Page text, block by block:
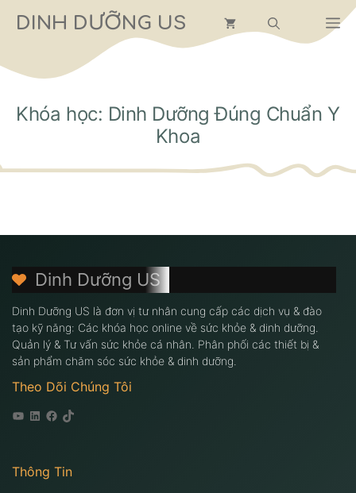
đến
dung
DINH DƯỠNG US
Khóa học: Dinh Dưỡng Đúng Chuẩn Y
Khoa
Dinh Dưỡng US
Dinh Dưỡng US là đơn vị tư nhân cung cấp các dịch vụ & đào
tạo kỹ năng: Các khóa học online về sức khỏe & dinh dưỡng.
Quản lý & Tư vấn sức khỏe cá nhân. Phân phối các thiết bị &
sản phẩm chăm sóc sức khỏe & dinh dưỡng.
Theo Dõi Chúng Tôi
Youtube
Linkedin
Facebook
Tiktok
Thông Tin